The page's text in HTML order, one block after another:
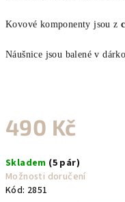
Kovové komponenty jsou z
Náušnice jsou balené v
490 Kč
cena:
Skladem (5 pár)
Možnosti doručení
Kód: 2851